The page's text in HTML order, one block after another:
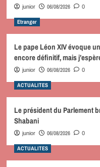
junior 06/08/2026 0
Etranger
Le pape Léon XIV évoque
encore définitif, mais
junior 06/08/2026 0
ACTUALITES
Le président du Parlement
Shabani
junior 06/08/2026 0
ACTUALITES